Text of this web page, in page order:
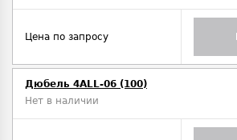
Цена по запросу
Дюбель 4ALL-06 (100)
Нет в наличии